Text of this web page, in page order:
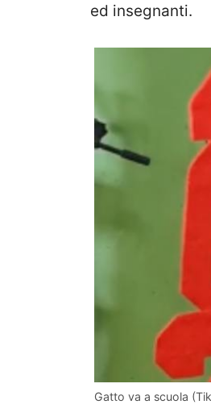
ed insegnanti.
Gatto va a scuola